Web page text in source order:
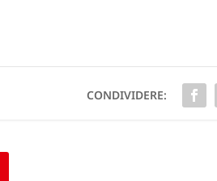
CONDIVIDERE: